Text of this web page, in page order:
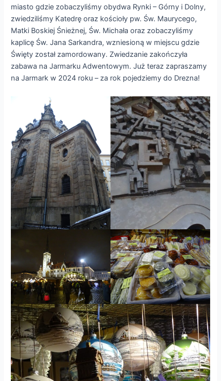
miasto gdzie zobaczyliśmy obydwa Rynki – Górny i Dolny,
zwiedziliśmy Katedrę oraz kościoły pw. Św. Maurycego,
Matki Boskiej Śnieżnej, Św. Michała oraz zobaczyliśmy
kaplicę Św. Jana Sarkandra, wzniesioną w miejscu gdzie
Święty został zamordowany. Zwiedzanie zakończyła
zabawa na Jarmarku Adwentowym. Już teraz zapraszamy
na Jarmark w 2024 roku – za rok pojedziemy do Drezna!